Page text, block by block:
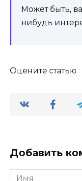
Может быть,
нибудь
Оцените статью
Добавить
Имя